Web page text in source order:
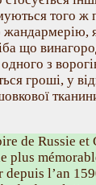
того ж
що
з
гроші, у
de Russie et
plus
l’an